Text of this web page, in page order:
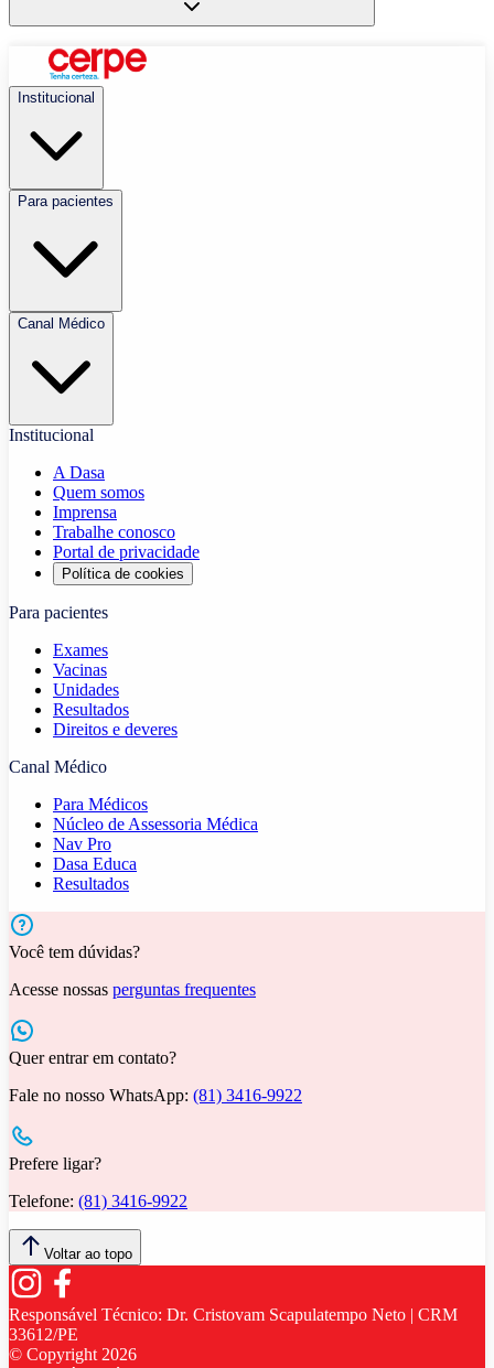
Institucional
Para pacientes
Canal Médico
Institucional
A Dasa
Quem somos
Imprensa
Trabalhe conosco
Portal de privacidade
Política de cookies
Para pacientes
Exames
Vacinas
Unidades
Resultados
Direitos e deveres
Canal Médico
Para Médicos
Núcleo de Assessoria Médica
Nav Pro
Dasa Educa
Resultados
Você tem dúvidas?
Acesse nossas perguntas frequentes
Quer entrar em contato?
Fale no nosso WhatsApp: (81) 3416-9922
Prefere ligar?
Telefone: (81) 3416-9922
Voltar ao topo
Responsável Técnico: Dr. Cristovam Scapulatempo Neto | CRM
33612/PE
© Copyright2026